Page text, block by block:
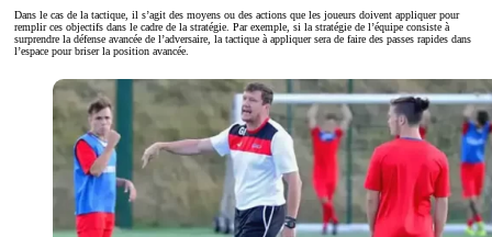
Dans le cas de la tactique, il s’agit des moyens ou des actions que les joueurs doivent appliquer pour
remplir ces objectifs dans le cadre de la stratégie. Par exemple, si la stratégie de l’équipe consiste à
surprendre la défense avancée de l’adversaire, la tactique à appliquer sera de faire des passes rapides dans
l’espace pour briser la position avancée.